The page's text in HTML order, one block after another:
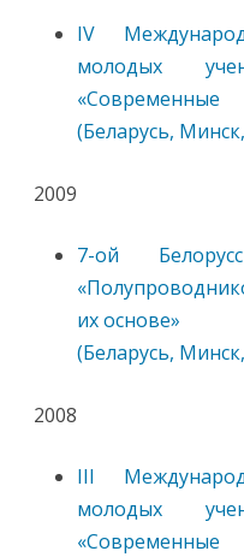
IV
молодых
(Беларусь,
2009
7-ой
их основе»
(Беларусь,
2008
III
молодых